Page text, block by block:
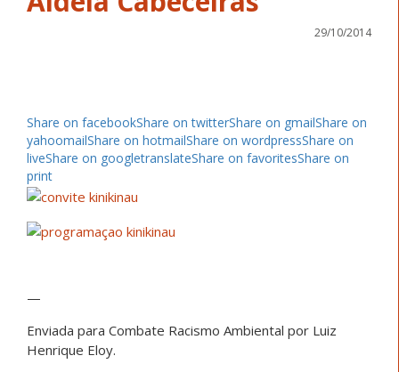
29/10/2014
Share on facebookShare on twitterShare on gmailShare on
yahoomailShare on hotmailShare on wordpressShare on
liveShare on googletranslateShare on favoritesShare on
print
—
Enviada para Combate Racismo Ambiental por Luiz
Henrique Eloy.